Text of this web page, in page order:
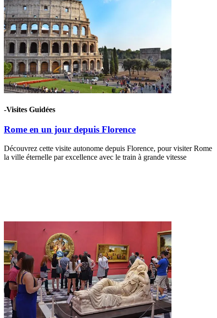
-Visites Guidées
Rome en un jour depuis Florence
Découvrez cette visite autonome depuis Florence, pour visiter Rome
la ville éternelle par excellence avec le train à grande vitesse